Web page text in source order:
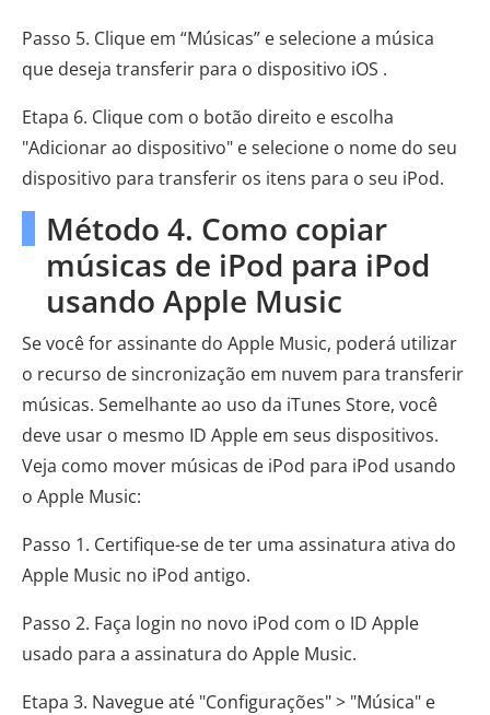
Passo 5. Clique em “Músicas” e selecione a música
que deseja transferir para o dispositivo iOS .
Etapa 6. Clique com o botão direito e escolha
"Adicionar ao dispositivo" e selecione o nome do seu
dispositivo para transferir os itens para o seu iPod.
Método 4. Como copiar
músicas de iPod para iPod
usando Apple Music
Se você for assinante do Apple Music, poderá utilizar
o recurso de sincronização em nuvem para transferir
músicas. Semelhante ao uso da iTunes Store, você
deve usar o mesmo ID Apple em seus dispositivos.
Veja como mover músicas de iPod para iPod usando
o Apple Music:
Passo 1. Certifique-se de ter uma assinatura ativa do
Apple Music no iPod antigo.
Passo 2. Faça login no novo iPod com o ID Apple
usado para a assinatura do Apple Music.
Etapa 3. Navegue até "Configurações" > "Música" e